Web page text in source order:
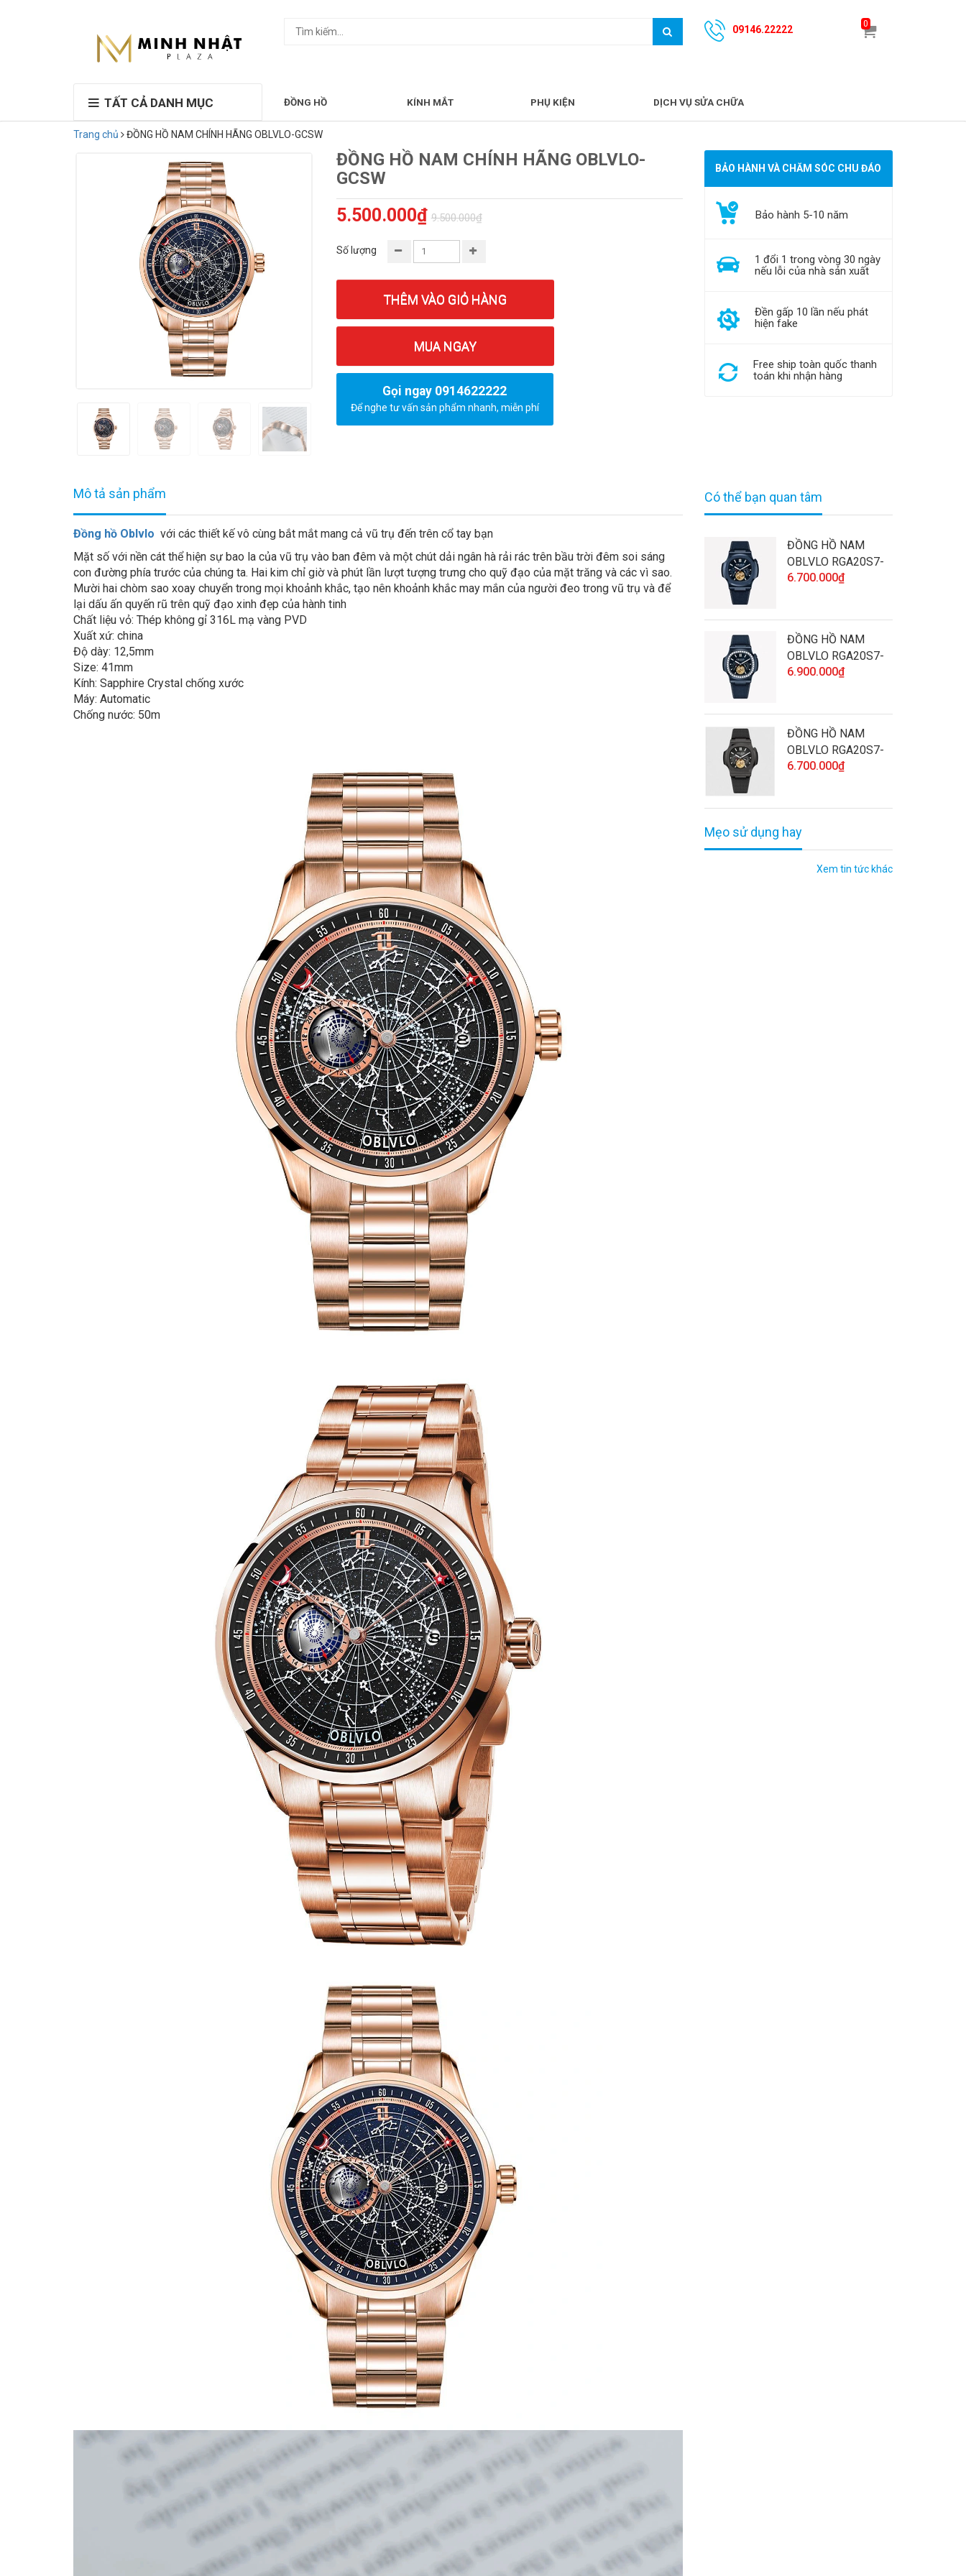
09146.22222
0
TẤT CẢ DANH MỤC ĐỒNG HỒ KÍNH MẮT PHỤ KIỆN DỊCH VỤ SỬA CHỮA
Trang chủ ĐỒNG HỒ NAM CHÍNH HÃNG OBLVLO-GCSW
ĐỒNG HỒ NAM CHÍNH HÃNG OBLVLO-
GCSW
5.500.000₫ 9.500.000₫
Số lượng
THÊM VÀO GIỎ HÀNG
MUA NGAY
Gọi ngay 0914622222
Để nghe tư vấn sản phẩm nhanh, miễn phí
BẢO HÀNH VÀ CHĂM SÓC CHU ĐÁO
Bảo hành 5-10 năm
1 đổi 1 trong vòng 30 ngày
nếu lỗi của nhà sản xuất
Đền gấp 10 lần nếu phát
hiện fake
Free ship toàn quốc thanh
toán khi nhận hàng
Mô tả sản phẩm
Đồng hồ Oblvlo với các thiết kế vô cùng bắt mắt mang cả vũ trụ đến trên cổ tay bạn
Mặt số với nền cát thể hiện sự bao la của vũ trụ vào ban đêm và một chút dải ngân hà rải rác trên bầu trời đêm soi sáng
con đường phía trước của chúng ta. Hai kim chỉ giờ và phút lần lượt tượng trưng cho quỹ đạo của mặt trăng và các vì sao.
Mười hai chòm sao xoay chuyển trong mọi khoảnh khắc, tạo nên khoảnh khắc may mắn của người đeo trong vũ trụ và để
lại dấu ấn quyến rũ trên quỹ đạo xinh đẹp của hành tinh
Chất liệu vỏ: Thép không gỉ 316L mạ vàng PVD
Xuất xứ: china
Độ dày: 12,5mm
Size: 41mm
Kính: Sapphire Crystal chống xước
Máy: Automatic
Chống nước: 50m
Có thể bạn quan tâm
ĐỒNG HỒ NAM
OBLVLO RGA20S7-
SLLL CHÍNH HÃNG
6.700.000₫
ĐỒNG HỒ NAM
OBLVLO RGA20S7-
D-SLLL CHÍNH
6.900.000₫
ĐỒNG HỒ NAM
OBLVLO RGA20S7-
BBBL CHÍNH HÃNG
6.700.000₫
Mẹo sử dụng hay
Xem tin tức khác